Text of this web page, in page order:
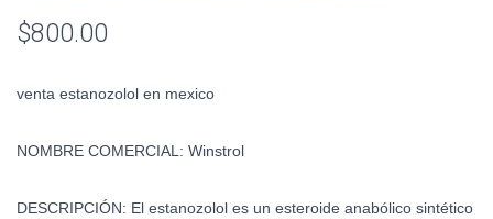
$800.00
venta estanozolol en mexico
NOMBRE COMERCIAL: Winstrol
DESCRIPCIÓN: El estanozolol es un esteroide anabólico sintético